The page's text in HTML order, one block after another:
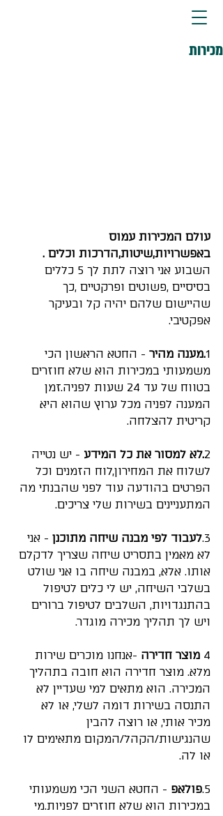
מכירות
עולם המכירות עמוס
באפשרויות,שיטות,הדרכות וכלים .
השבוע אני רוצה לתת לך 5 כללים
בסיסיים ,פשוטים ופרקטיים ,כך
שהיישום שלהם יהיה קל ובעיקר
אפקטיבי.
1.מענה מהיר - החטא הראשון הכי
משמעותי במכירות הוא שלא חוזרים
בטווח של עד 24 שעות לפניה.זמן
המענה לפניה מכל ערוץ שהוא היא
קריטית להצלחה.
2.לא למסור את כל המידע - יש נטייה
לשלוח את המחירון,לוח הזמנים וכל
הפרטים בהודעה עוד לפני שהבנתי מה
המתעניינים בשירות שלי צריכים.
3. לעבוד לפי מבנה שיחה מתוכנן - אני
לא מאמין בתסריט שיחה שצריך לדקלם
אותו. אלא, במבנה שיחה בו אני שולט
בשלבי השיחה, יש לי כלים לטיפול
בהתנגדויות, השלבים לטיפול ברורים
ויש לך תהליך מכירה מוגדר.
4 מוצר חדירה -אנחנו מוכרים שירות
מלא. מוצר חדירה הוא חובה בתהליך
המכירה. הוא מתאים למי שעדיין לא
התנסה בשירות דומה לשלי, או לא
מכיר אותי, או רוצה להבין
שהנגישות/הקהל/המקום מתאימים לו
או לה.
5. פולאפ - החטא השני הכי משמעותי
במכירות הוא שלא חוזרים לפניות.מי
👋 ברוכים הבאים!
אשמח לעזור לך
חגי לביא